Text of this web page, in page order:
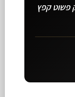
פשוט קפץ